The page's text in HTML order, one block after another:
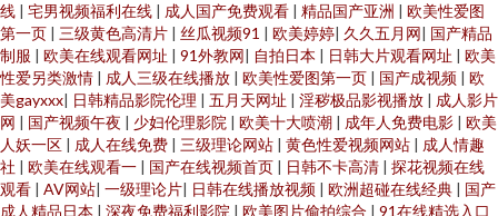
线
宅男视频福利在线 成人国产免费观看 精品国产亚洲
欧美性爱图
第一页
三级黄色高清片 丝瓜视频91 欧美婷婷 久久五月网 国产精品
制服
欧美在线观看网址 91外教网 自拍日本 日韩大片观看网址
欧美
性爱另类激情
成人三级在线播放 欧美性爱图第一页 国产成视频
欧
美gayxxx 日韩精品影院伦理 五月天网址 淫秽极品影视播放
成人影片
网
国产视频午夜 少妇伦理影院 欧美十大喷潮 成年人免费电影
欧美
人妖一区
成人在线免费 三级理论网站 黄色性爱视频网站
成人情趣
社
欧美在线观看一 国产在线视频首页 日韩不卡高清
探花视频在线
观看
AV网站 一级理论片 日韩在线播放视频 欧洲超碰在线经典
国产
成人精品日本
深夜免费福利影院 欧美图片偷拍综合
91在线精选入口